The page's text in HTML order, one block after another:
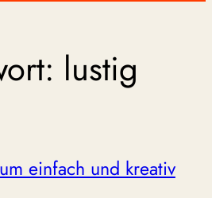
lustig
einfach und kreativ